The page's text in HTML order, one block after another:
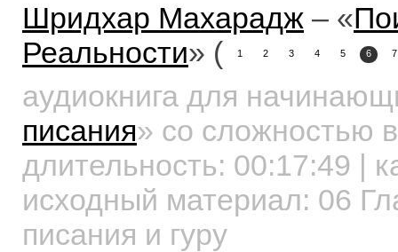
Шридхар Махарадж – «
Реальности» ( 1 2 3 4 5 6 7
аудиокнига для
писания» со сложностью
длительность: 00:17:49 |
исходный материал: 06
писания и гуру